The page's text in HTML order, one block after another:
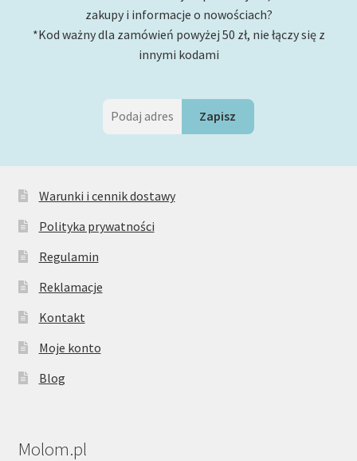
takimi
wrogami?
zakupy i informacje o nowościach?
*Kod ważny dla zamówień powyżej 50 zł, nie łączy się z
innymi kodami
Warunki i cennik dostawy
Polityka prywatności
Regulamin
Reklamacje
Kontakt
Moje konto
Blog
Molom.pl